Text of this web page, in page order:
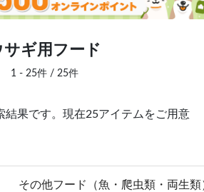
サギ用フード
1 - 25件 / 25件
結果です。現在25アイテムをご用意
その他フード（魚・爬虫類・両生類